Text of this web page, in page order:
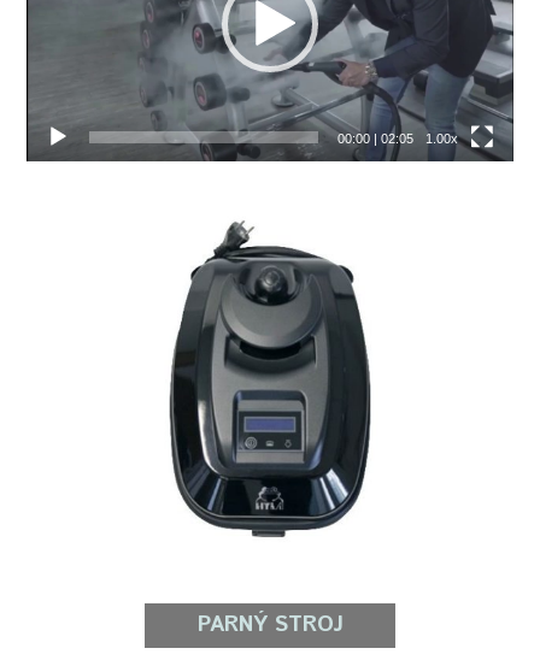
00:00| 02:05 1.00x
PARNÝ STROJ